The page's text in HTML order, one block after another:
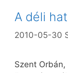
A déli
2010-05-30
Szent